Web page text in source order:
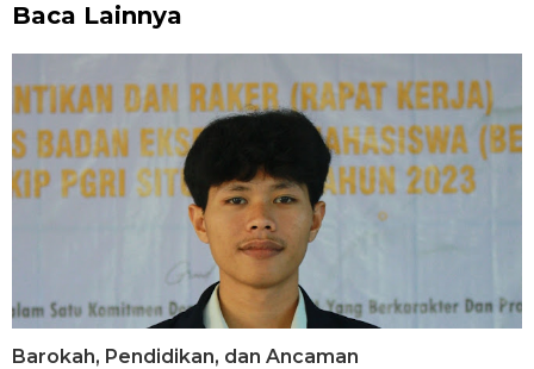
Baca Lainnya
Barokah, Pendidikan, dan Ancaman